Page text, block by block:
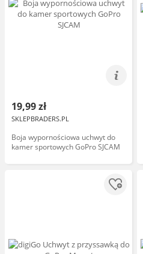
19,99 zł
SKLEPBRADERS.PL
Boja wypornościowa uchwyt do
kamer sportowych GoPro SJCAM